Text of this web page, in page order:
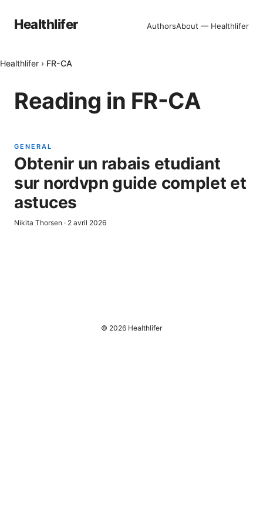
Healthlifer AuthorsAbout — Healthlifer
Healthlifer › FR-CA
Reading in FR-CA
GENERAL
Obtenir un rabais etudiant
sur nordvpn guide complet et
astuces
Nikita Thorsen · 2 avril 2026
© 2026 Healthlifer